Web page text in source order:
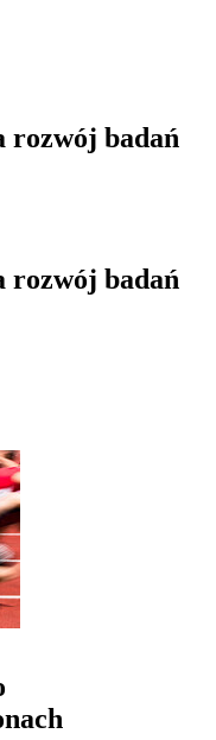
rozwój badań
rozwój badań